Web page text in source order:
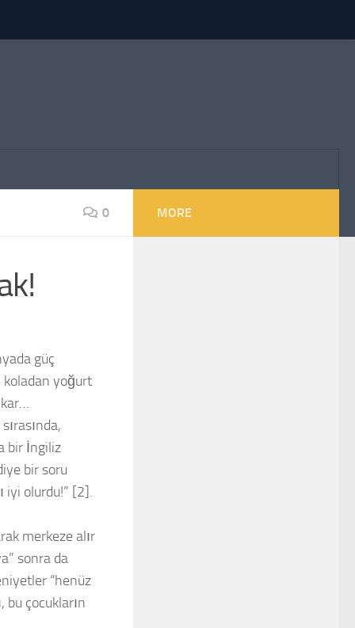
0
güç
yoğurt
bir İngiliz
bir soru
iyi olurdu!” [2].
merkeze alır
sonra da
“henüz
bu çocukların
MORE